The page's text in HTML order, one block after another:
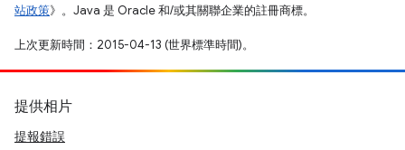
站政策》。Java 是 Oracle 和/或其關聯企業的註冊商標。
上次更新時間：2015-04-13 (世界標準時間)。
提供相片
提報錯誤